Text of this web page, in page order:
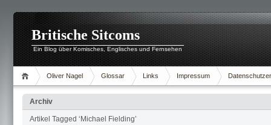
Britische Sitcoms
Ein Blog über Komisches, Englisches und Fernsehen
Oliver Nagel Glossar Links Impressum
Archiv
Artikel Tagged ‘Michael Fielding’